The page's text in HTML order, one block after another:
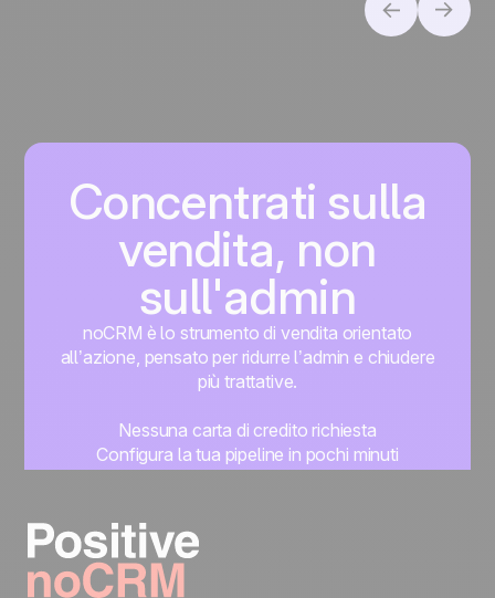
Concentrati sulla
vendita, non
sull'admin
noCRM è lo strumento di vendita orientato
all’azione, pensato per ridurre l’admin e chiudere
più trattative.
Nessuna carta di credito richiesta
Configura la tua pipeline in pochi minuti